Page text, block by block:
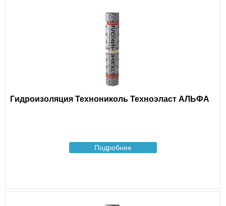
Гидроизоляция Технониколь Техноэласт АЛЬФА
Подробнее